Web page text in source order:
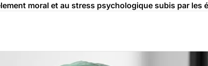
moral et au stress psychologique subis par les